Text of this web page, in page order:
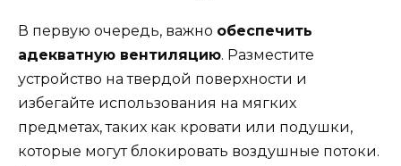
В первую очередь, важно обеспечить
адекватную вентиляцию. Разместите
устройство на твердой поверхности и
избегайте использования на мягких
предметах, таких как кровати или подушки,
которые могут блокировать воздушные потоки.